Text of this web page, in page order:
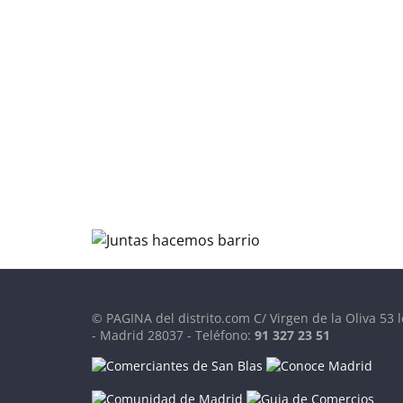
© PAGINA del distrito.com C/ Virgen de la Oliva 53
- Madrid 28037 - Teléfono: 91 327 23 51